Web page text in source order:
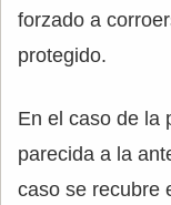
forzado a
protegido.
En el caso de la
parecida a la
caso se recubre